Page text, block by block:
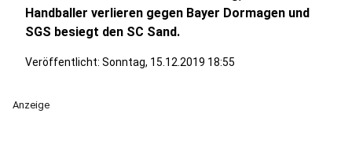
Handballer verlieren gegen Bayer Dormagen und
SGS besiegt den SC Sand.
Veröffentlicht: Sonntag, 15.12.2019 18:55
Anzeige